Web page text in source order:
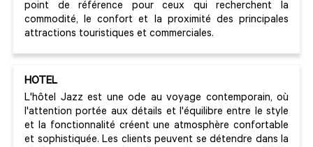
point de référence pour ceux qui recherchent la
commodité, le confort et la proximité des principales
attractions touristiques et commerciales.
HOTEL
L'hôtel Jazz est une ode au voyage contemporain, où
l'attention portée aux détails et l'équilibre entre le style
et la fonctionnalité créent une atmosphère confortable
et sophistiquée. Les clients peuvent se détendre dans la